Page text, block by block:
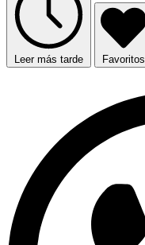
Leer más tarde Favoritos